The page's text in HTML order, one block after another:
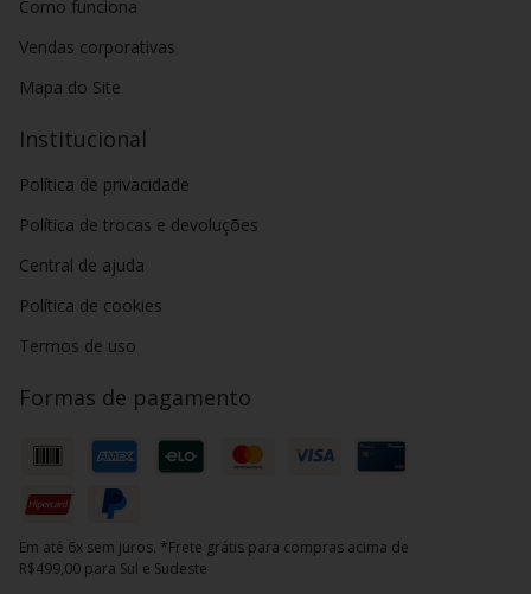
Como funciona
Vendas corporativas
Mapa do Site
Institucional
Política de privacidade
Política de trocas e devoluções
Central de ajuda
Política de cookies
Termos de uso
Formas de pagamento
Em até 6x sem juros. *Frete grátis para compras acima de
R$499,00 para Sul e Sudeste